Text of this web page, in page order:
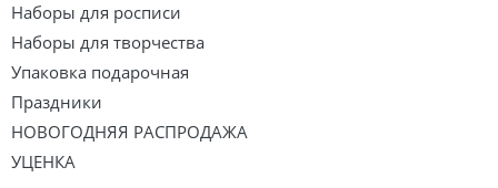
Наборы для росписи
Наборы для творчества
Упаковка подарочная
Праздники
НОВОГОДНЯЯ РАСПРОДАЖА
УЦЕНКА